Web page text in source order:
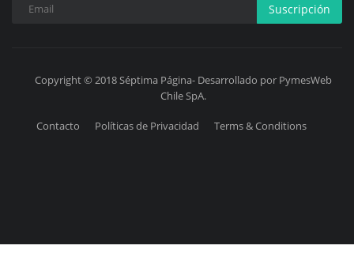
Suscripción
Copyright © 2018 Séptima Página- Desarrollado por PymesWeb
Chile SpA.
Contacto Políticas de Privacidad Terms & Conditions